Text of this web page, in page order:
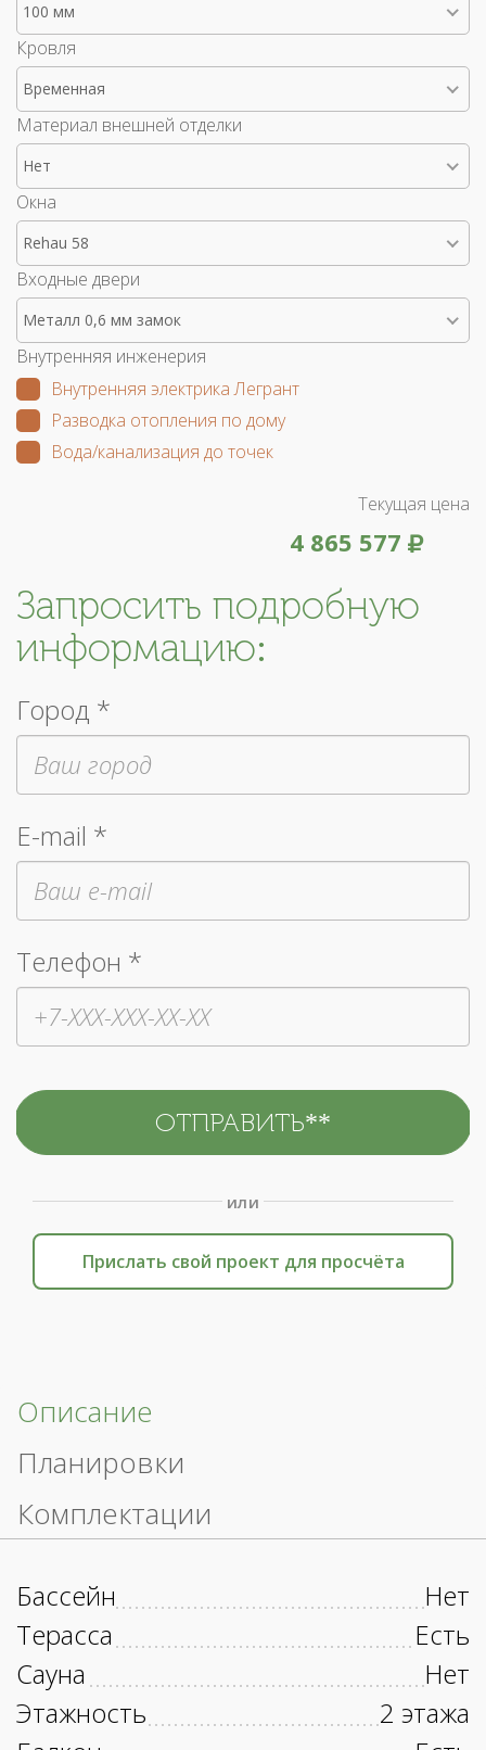
100 мм
Кровля
Временная
Материал внешней отделки
Нет
Окна
Rehau 58
Входные двери
Металл 0,6 мм замок
Внутренняя инженерия
Внутренняя электрика Легрант
Разводка отопления по дому
Вода/канализация до точек
Текущая цена
4 865 577
Запросить подробную
информацию:
Город *
E-mail *
Телефон *
или
Прислать свой проект для просчёта
Описание
Планировки
Комплектации
Бассейн
Нет
Терасса
Есть
Сауна
Нет
Этажность
2 этажа